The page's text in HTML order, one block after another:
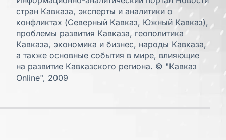
стран Кавказа, эксперты и аналитики о
конфликтах (Северный Кавказ, Южный Кавказ),
проблемы развития Кавказа, геополитика
Кавказа, экономика и бизнес, народы Кавказа,
а также основные события в мире, влияющие
на развитие Кавказского региона. © "Кавказ
Online", 2009